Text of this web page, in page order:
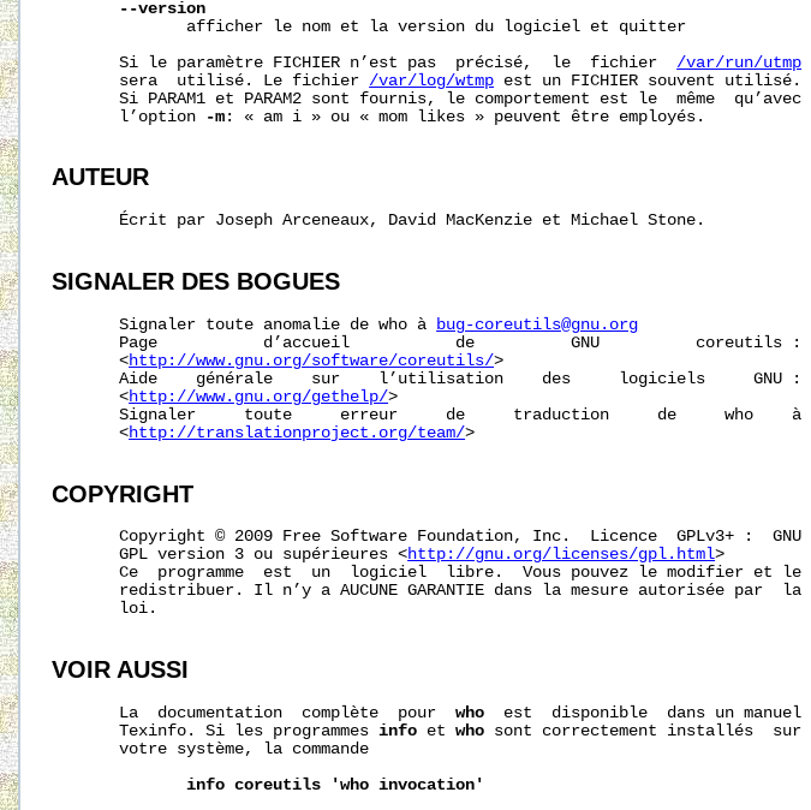
--version
              afficher le nom et la version du logiciel et quitter
       Si le paramètre FICHIER n’est pas  précisé,  le  fichier
/var/run/utmp
       sera  utilisé. Le fichier
/var/log/wtmp est un FICHIER souvent utilisé.
       Si PARAM1 et PARAM2 sont fournis, le comportement est le  même  qu’avec
       l’option
-m : « am i » ou « mom likes » peuvent être employés.
AUTEUR
       Écrit par Joseph Arceneaux, David MacKenzie et Michael Stone.
SIGNALER DES BOGUES
       Signaler toute anomalie de who à
bug-coreutils@gnu.org
       Page           d’accueil           de          GNU          coreutils :
       <
http://www.gnu.org/software/coreutils/>
       Aide    générale    sur    l’utilisation    des     logiciels     GNU :
       <
http://www.gnu.org/gethelp/>
       Signaler     toute     erreur     de     traduction     de     who    à
       <
http://translationproject.org/team/>
COPYRIGHT
       Copyright © 2009 Free Software Foundation, Inc.  Licence  GPLv3+ :  GNU
       GPL version 3 ou supérieures <
http://gnu.org/licenses/gpl.html>
       Ce  programme  est  un  logiciel  libre.  Vous pouvez le modifier et le
       redistribuer. Il n’y a AUCUNE GARANTIE dans la mesure autorisée par  la
       loi.
VOIR AUSSI
       La  documentation  complète  pour
who
  est  disponible  dans un manuel
       Texinfo. Si les programmes
info et who sont correctement installés  sur
       votre système, la commande
info coreutils 'who invocation'